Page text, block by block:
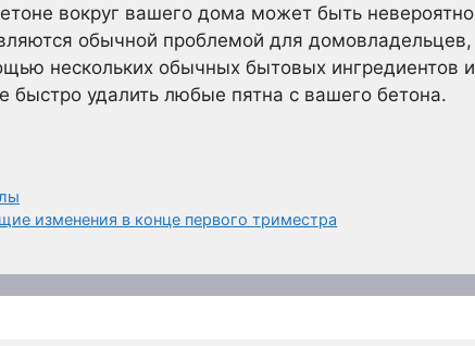
вокруг вашего дома может быть
обычной проблемой для
нескольких обычных бытовых ингредиентов
быстро удалить любые пятна с вашего бетона.
изменения в конце первого триместра